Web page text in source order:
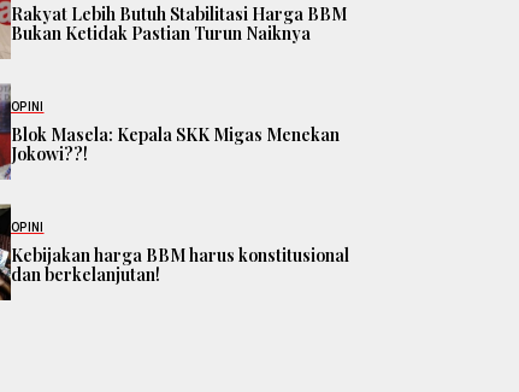
Rakyat Lebih Butuh Stabilitasi Harga BBM
Bukan Ketidak Pastian Turun Naiknya
OPINI
Blok Masela: Kepala SKK Migas Menekan
Jokowi??!
OPINI
Kebijakan harga BBM harus konstitusional
dan berkelanjutan!